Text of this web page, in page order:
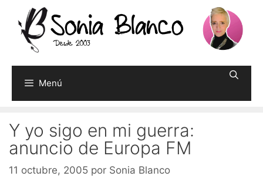
contenido
Menú
Y yo sigo en mi guerra:
anuncio de Europa FM
11 octubre, 2005 por Sonia Blanco